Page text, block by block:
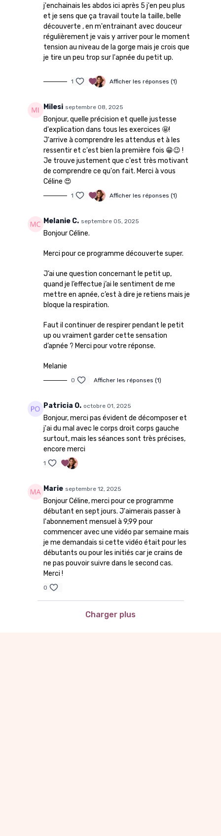
j'enchainais les abdos ici après 5 j'en peu plus
et je sens que ça travail toute la taille, belle
découverte , en m'entrainant avec douceur
régulièrement je vais y arriver pour le moment
tension au niveau de la gorge mais je crois que
je tire un peu trop sur l'apnée du petit up.
1 Afficher les réponses (1)
Milesi septembre 08, 2025
Bonjour, quelle précision et quelle justesse
d'explication dans tous les exercices 🤩!
J'arrive à comprendre les attendus et à les
ressentir et c'est bien la première fois 😁😉 !
Je trouve justement que c'est très motivant
de comprendre ce qu'on fait. Merci à vous
Céline 😍
1 Afficher les réponses (1)
Melanie C. septembre 05, 2025
Bonjour Céline.
Merci pour ce programme découverte super.
J’ai une question concernant le petit up,
quand je l’effectue j’ai le sentiment de me
mettre en apnée, c’est à dire je retiens mais je
bloque la respiration.
Faut il continuer de respirer pendant le petit
up ou vraiment garder cette sensation
d’apnée ? Merci pour votre réponse.
Melanie
0 Afficher les réponses (1)
Patricia O. octobre 01, 2025
Bonjour, merci pas évident de décomposer et
j'ai du mal avec le corps droit corps gauche
surtout, mais les séances sont très précises,
encore merci
1
Marie septembre 12, 2025
Bonjour Céline, merci pour ce programme
débutant en sept jours. J'aimerais passer à
l'abonnement mensuel à 9,99 pour
commencer avec une vidéo par semaine mais
je me demandais si cette vidéo était pour les
débutants ou pour les initiés car je crains de
ne pas pouvoir suivre dans le second cas.
Merci !
0
Charger plus